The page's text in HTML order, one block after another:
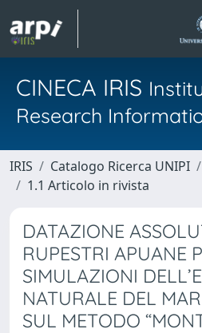
CINECA IRIS
Research
IRIS Catalogo Ricerca UNIPI
1.1 Articolo in rivista
DATAZIONE
RUPESTRI APUANE
SIMULAZIONI
NATURALE DEL
SUL METODO